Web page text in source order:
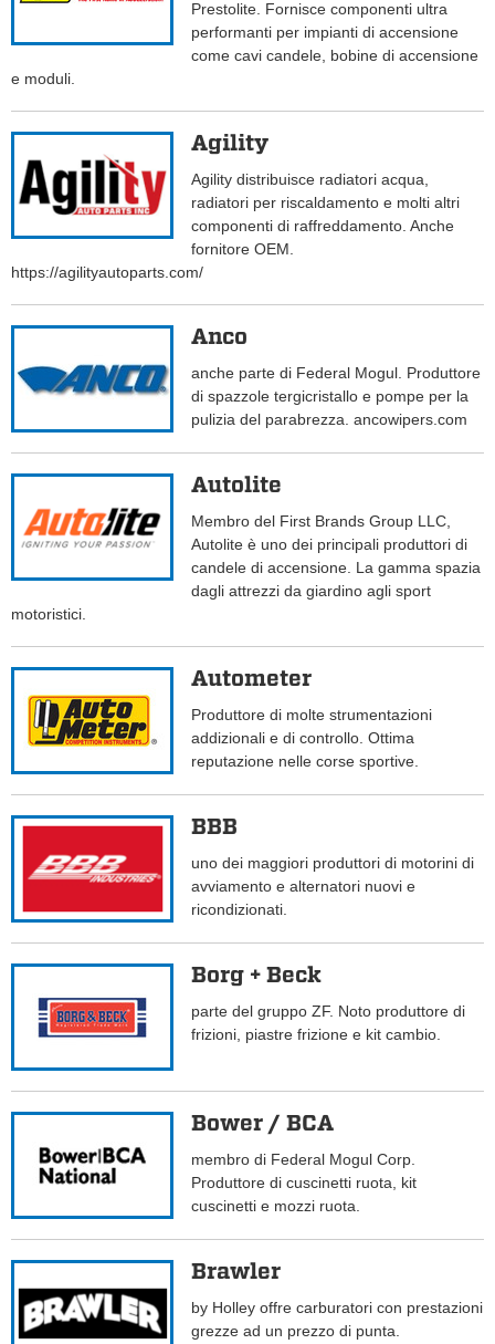
Prestolite. Fornisce componenti ultra
performanti per impianti di accensione
come cavi candele, bobine di accensione
e moduli.
Agility
Agility distribuisce radiatori acqua,
radiatori per riscaldamento e molti altri
componenti di raffreddamento. Anche
fornitore OEM.
https://agilityautoparts.com/
Anco
anche parte di Federal Mogul. Produttore
di spazzole tergicristallo e pompe per la
pulizia del parabrezza. ancowipers.com
Autolite
Membro del First Brands Group LLC,
Autolite è uno dei principali produttori di
candele di accensione. La gamma spazia
dagli attrezzi da giardino agli sport
motoristici.
Autometer
Produttore di molte strumentazioni
addizionali e di controllo. Ottima
reputazione nelle corse sportive.
BBB
uno dei maggiori produttori di motorini di
avviamento e alternatori nuovi e
ricondizionati.
Borg + Beck
parte del gruppo ZF. Noto produttore di
frizioni, piastre frizione e kit cambio.
Bower / BCA
membro di Federal Mogul Corp.
Produttore di cuscinetti ruota, kit
cuscinetti e mozzi ruota.
Brawler
by Holley offre carburatori con prestazioni
grezze ad un prezzo di punta.